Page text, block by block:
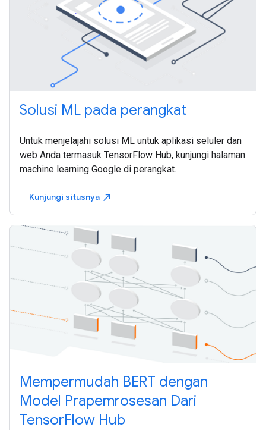
Solusi ML pada perangkat
Untuk menjelajahi solusi ML untuk aplikasi seluler dan
web Anda termasuk TensorFlow Hub, kunjungi halaman
machine learning Google di perangkat.
Kunjungi situsnya north_east
Mempermudah BERT dengan
Model Prapemrosesan Dari
TensorFlow Hub